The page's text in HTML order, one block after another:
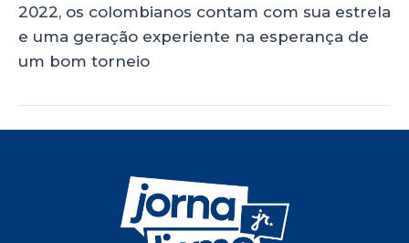
2022, os colombianos contam com sua estrela
e uma geração experiente na esperança de
um bom torneio